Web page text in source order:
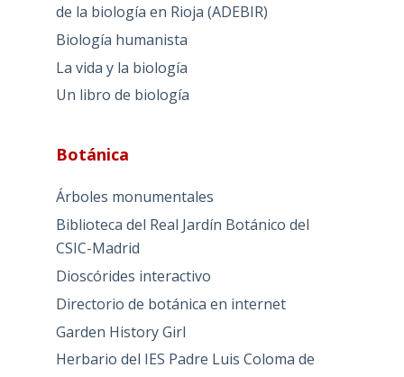
de la biología en Rioja (ADEBIR)
Biología humanista
La vida y la biología
Un libro de biología
Botánica
Árboles monumentales
Biblioteca del Real Jardín Botánico del
CSIC-Madrid
Dioscórides interactivo
Directorio de botánica en internet
Garden History Girl
Herbario del IES Padre Luis Coloma de